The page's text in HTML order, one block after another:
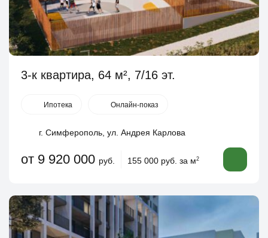
3-к квартира, 64 м², 7/16 эт.
Ипотека Онлайн-показ
г. Симферополь, ул. Андрея Карлова
от 9 920 000 руб. 155 000 руб. за м2